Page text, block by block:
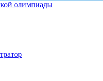
олимпиады